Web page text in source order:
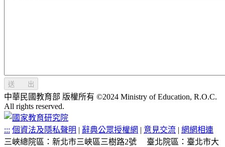
送 出
中華民國教育部 版權所有 ©2024 Ministry of Education, R.O.C.
All rights reserved.
::: 個資法及隱私聲明 | 辭典公眾授權網 | 意見交流 | 網網相連
三峽總院區：新北市三峽區三樹路2號
臺北院區：臺北市大